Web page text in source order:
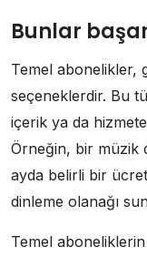
Bunlar
Temel abonelikler,
seçeneklerdir. Bu
içerik ya da
Örneğin, bir müzik
ayda belirli bir ücret
dinleme olanağı
Temel aboneliklerin